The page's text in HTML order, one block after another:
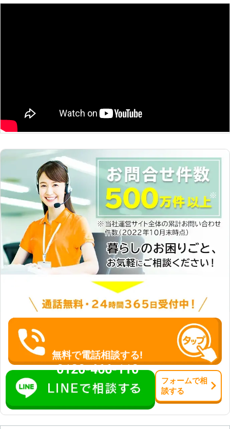
ください。 スタッフ一同心よりお待
が隣の敷地に入ってしまう。 ③木に
枯れてしまったので形を整えてほし
でご近所とのトラブルを未然に防ぐ事
ができます。 剪定のご相談なら園丁
旺祥にお問い合わせ下さい！
無料で電話相談する!
0120-466-110
フォームで相
談する